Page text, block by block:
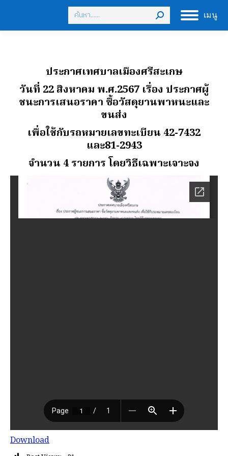
เมนู
Search:
ประกาศเทศบาลเมืองศรีสะเกษ
วันที่ 22 สิงหาคม พ.ศ.2567 เรื่อง ประกาศผู้
ชนะการเสนอราคา ซื้อวัสดุยานพาหนะและ
ขนส่ง
เพื่อใช้กับรถหมายเลขทะเบียน 42-7432
และ81-2943
จํานวน 4 รายการ โดยวิธีเฉพาะเจาะจง
Download